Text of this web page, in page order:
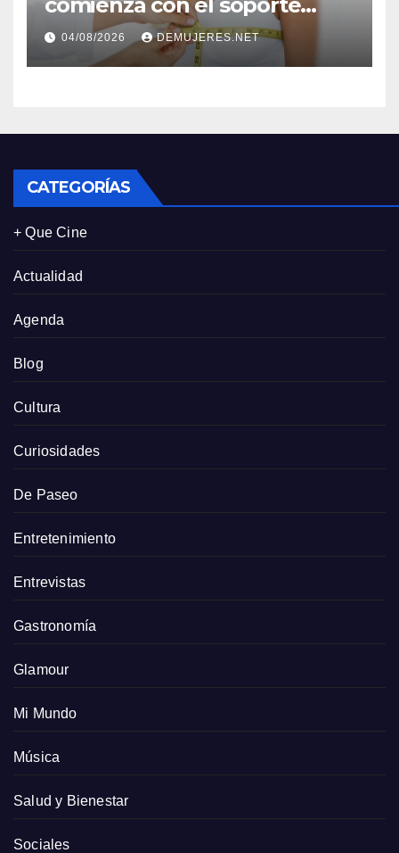
correcto: Caprice revela el
impacto de la lencería en la
salud física de las mujeres
04/08/2026 DEMUJERES.NET
CATEGORÍAS
+ Que Cine
Actualidad
Agenda
Blog
Cultura
Curiosidades
De Paseo
Entretenimiento
Entrevistas
Gastronomía
Glamour
Mi Mundo
Música
Salud y Bienestar
Sociales